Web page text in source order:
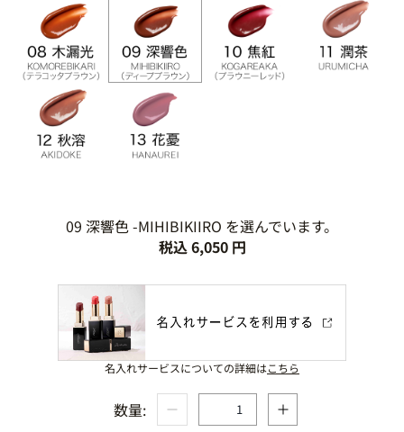
09 深響色 -MIHIBIKIIRO を選んでいます。
税込 6,050 円
名入れサービスについての詳細はこちら
数量: